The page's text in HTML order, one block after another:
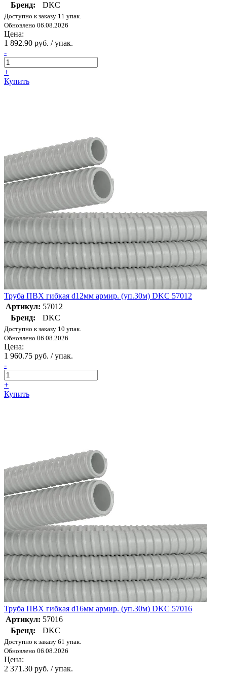
Бренд:
DKC
Доступно к заказу 11 упак.
Обновлено 06.08.2026
Цена:
1 892.90 руб. / упак.
-
+
Купить
Труба ПВХ гибкая d12мм армир. (уп.30м) DKC 57012
Артикул: 57012
Бренд:
DKC
Доступно к заказу 10 упак.
Обновлено 06.08.2026
Цена:
1 960.75 руб. / упак.
-
+
Купить
Труба ПВХ гибкая d16мм армир. (уп.30м) DKC 57016
Артикул: 57016
Бренд:
DKC
Доступно к заказу 61 упак.
Обновлено 06.08.2026
Цена:
2 371.30 руб. / упак.